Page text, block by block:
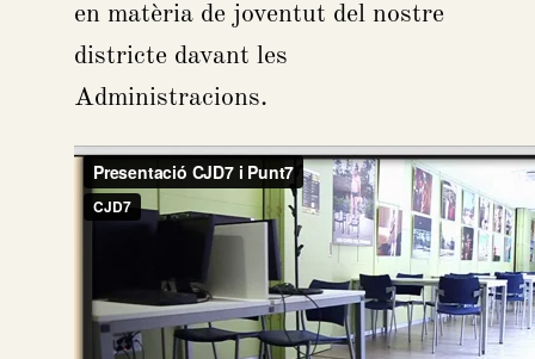
en matèria de joventut del nostre
districte davant les
Administracions.